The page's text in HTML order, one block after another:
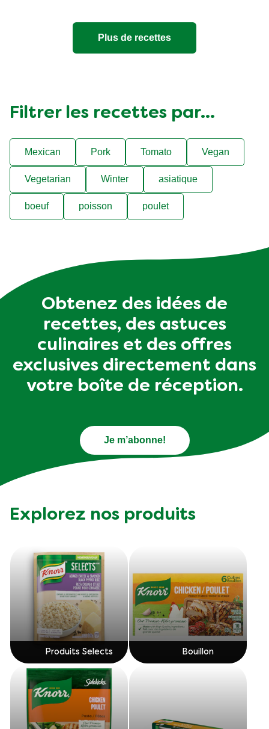
Plus de recettes
Filtrer les recettes par...
Mexican Pork Tomato Vegan
Vegetarian Winter asiatique
boeuf poisson poulet
Obtenez des idées de
recettes, des astuces
culinaires et des offres
exclusives directement dans
votre boîte de réception.
Je m’abonne!
Explorez nos produits
Produits Selects Bouillon